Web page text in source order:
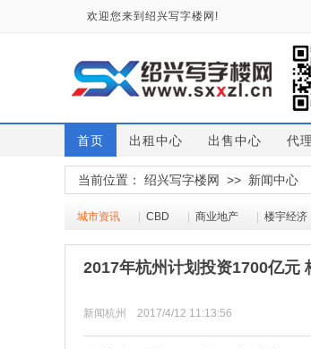
欢迎您来到绍兴写字楼网!
首页 出租中心 出售中心 代
当前位置： 绍兴写字楼网 >> 新闻中心
城市资讯 CBD 商业地产 楼宇经济
2017年杭州计划投资1700亿元
新闻杭州 2017/4/12 11:13:56